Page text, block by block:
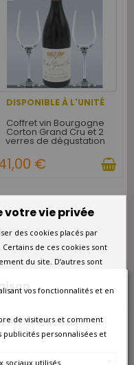
en fonction du
DISPONIBLE À L'UNITÉ
Coffret vin Bourgogne
Corton Grand Cru et 2
verres de dégustation
€
votre vie privée
des cookies placés par
de ces cookies sont
du site. D’autres sont
vos fonctionnalités et en
de visiteurs et comment
publicités personnalisées et
sociaux utilisés.